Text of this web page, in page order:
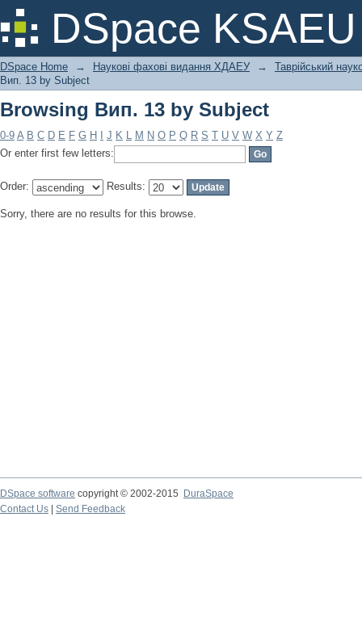
DSpace KSAEU
Browsing Вип. 13 by Subject
DSpace Home → Наукові фахові видання ХДАЕУ →
Таврійський
Вип. 13 by Subject
Browsing Вип. 13 by Subject
0-9 A B C D E F G H J K L M N O P Q R S T U V W X Y Z
Or enter first few letters:
Order: Results:
Sorry, there are no results for this browse.
DSpace software copyright © 2002-2015
DuraSpace
Contact Us
Send Feedback